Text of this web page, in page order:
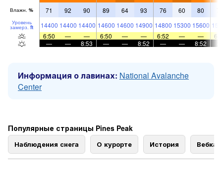
Влажн. % 71 92 90 89 64 93 76 60 80
Уровень
замерз. ft 14400 14400 14400 14600 14600 14900 14800 15300 15600
6:50
— — 6:50 — — 6:52 — —
—
— 8:53 — — 8:52 — — 8:52
Информация о лавинах: National Avalanche
Center
Популярные страницы Pines Peak
Наблюдения снега О курорте История